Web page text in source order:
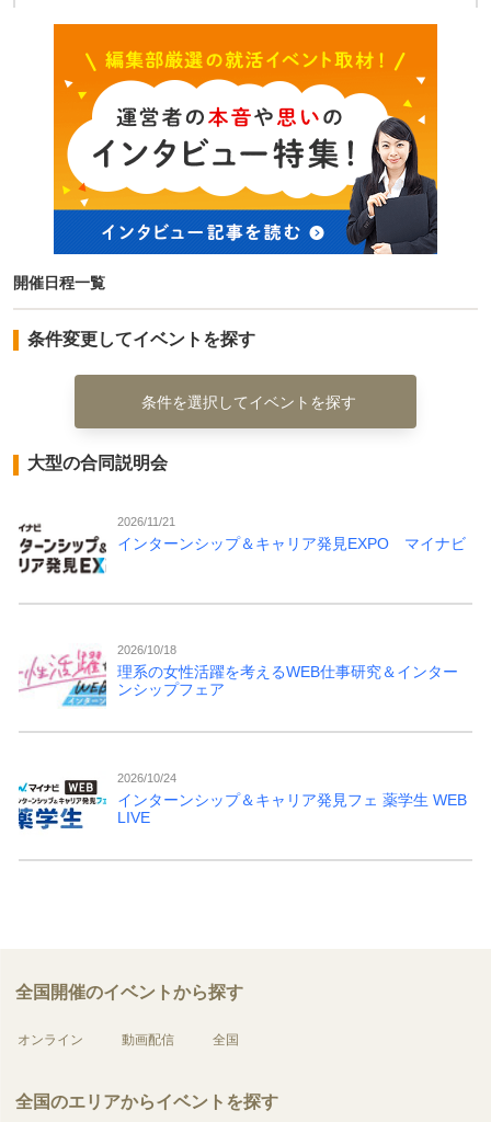
開催日程一覧
条件変更してイベントを探す
条件を選択してイベントを探す
大型の合同説明会
2026/11/21
インターンシップ＆キャリア発見EXPO マイナビ
2026/10/18
理系の女性活躍を考えるWEB仕事研究＆インター
ンシップフェア
2026/10/24
インターンシップ＆キャリア発見フェ 薬学生 WEB
LIVE
全国開催のイベントから探す
オンライン 動画配信 全国
全国のエリアからイベントを探す